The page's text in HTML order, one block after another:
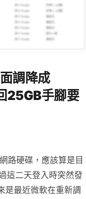
調降成
25GB手腳要
路硬碟，應該算是目
這二天登入時突然發
是最近微軟在重新調